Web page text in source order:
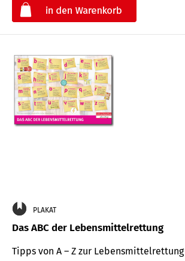
PLAKAT
Das ABC der Lebensmittelrettung
Tipps von A – Z zur Lebensmittelrettung